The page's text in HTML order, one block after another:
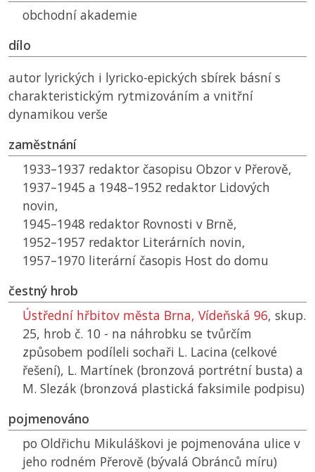
obchodní akademie
dílo
autor lyrických i lyricko-epických sbírek básní s
charakteristickým rytmizováním a vnitřní
dynamikou verše
zaměstnání
1933–1937 redaktor časopisu Obzor v Přerově,
1937–1945 a 1948–1952 redaktor Lidových
novin,
1945–1948 redaktor Rovnosti v Brně,
1952–1957 redaktor Literárních novin,
1957–1970 literární časopis Host do domu
čestný hrob
Ústřední hřbitov města Brna, Vídeňská 96, skup.
25, hrob č. 10 - na náhrobku se tvůrčím
způsobem podíleli sochaři L. Lacina (celkové
řešení), L. Martínek (bronzová portrétní busta) a
M. Slezák (bronzová plastická faksimile podpisu)
pojmenováno
po Oldřichu Mikuláškovi je pojmenována ulice v
jeho rodném Přerově (bývalá Obránců míru)